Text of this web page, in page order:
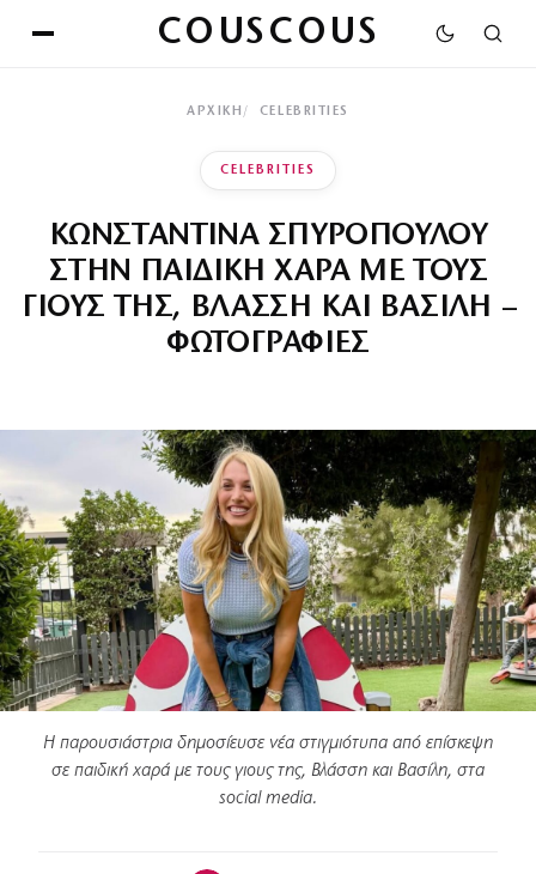
COUSCOUS
ΑΡΧΙΚΉ CELEBRITIES
CELEBRITIES
ΚΩΝΣΤΑΝΤΙΝΑ ΣΠΥΡΟΠΟΥΛΟΥ
ΣΤΗΝ ΠΑΙΔΙΚΗ ΧΑΡΑ ΜΕ ΤΟΥΣ
ΓΙΟΥΣ ΤΗΣ, ΒΛΑΣΣΗ ΚΑΙ ΒΑΣΙΛΗ –
ΦΩΤΟΓΡΑΦΙΕΣ
Η παρουσιάστρια δημοσίευσε νέα στιγμιότυπα από επίσκεψη
σε παιδική χαρά με τους γιους της, Βλάσση και Βασίλη, στα
social media.